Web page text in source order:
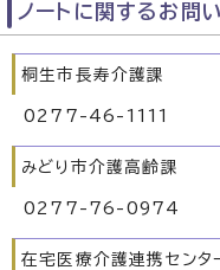
ノートに関するお問
桐生市長寿介護課
0277-46-1111
みどり市介護高齢課
0277-76-0974
在宅医療介護連携センタ